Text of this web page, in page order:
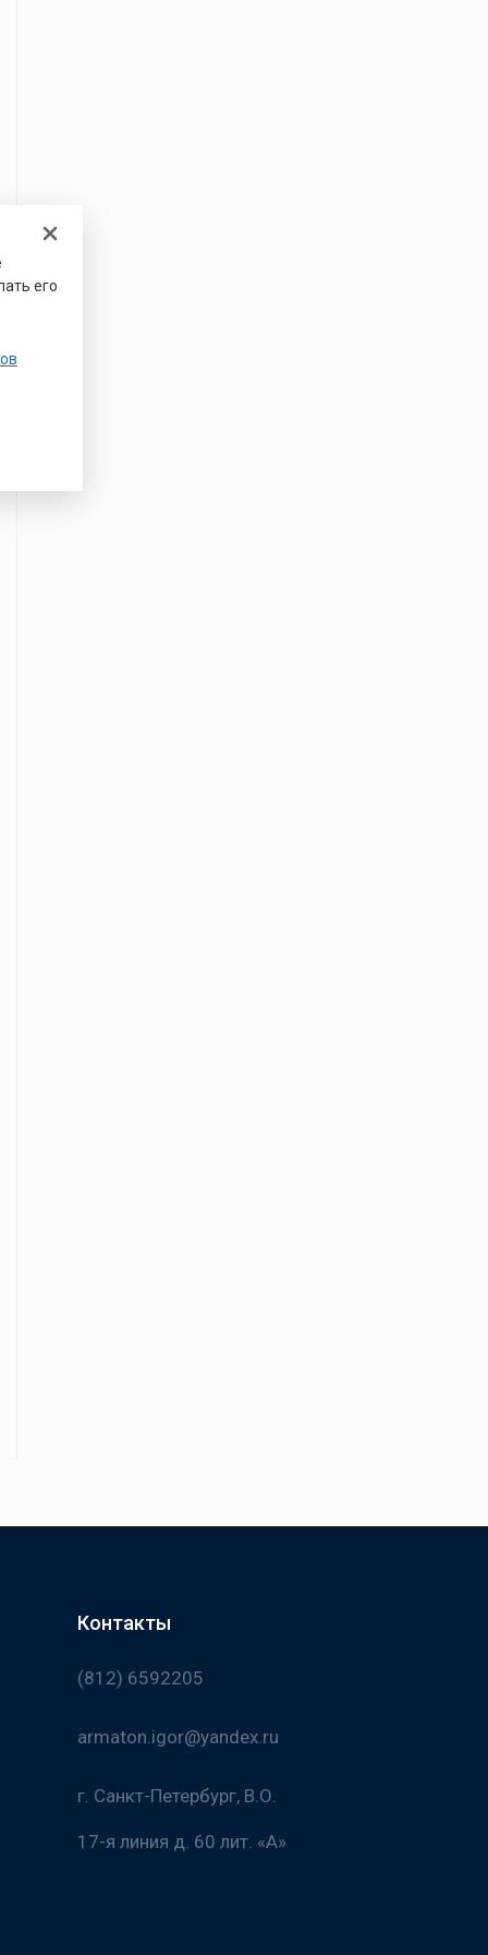
Контакты
(812) 6592205
armaton.igor@yandex.ru
г. Санкт-Петербург, В.О.
17-я линия д. 60 лит. «А»
его